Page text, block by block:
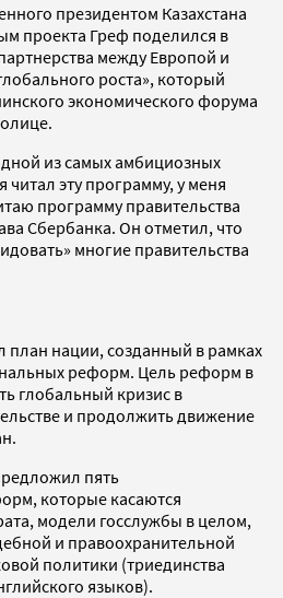
президентом Казахстана
проекта Греф поделился в
между Европой и
роста», который
экономического форума
из самых амбициозных
эту программу, у меня
программу правительства
Сбербанка. Он отметил, что
многие правительства
план нации, созданный в рамках
реформ. Цель реформ в
глобальный кризис в
и продолжить движение
пять
которые касаются
модели госслужбы в целом,
и правоохранительной
политики (триединства
языков).